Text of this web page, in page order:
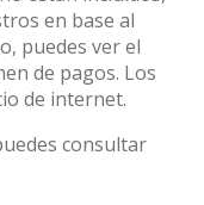
en base al
puedes ver el
de pagos. Los
de internet.
consultar